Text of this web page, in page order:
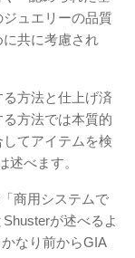
ュエリーの品質
共に考慮され
方法と仕上げ済
方法では本質的
てアイテムを検
述べます。
商用システムで
が述べるよ
なり前からGIA